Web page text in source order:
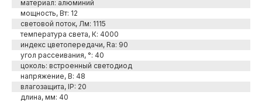
материал: алюминий
мощность, Вт: 12
световой поток, Лм: 1115
температура света, К: 4000
индекс цветопередачи, Ra: 90
угол рассеивания, °: 40
цоколь: встроенный светодиод
напряжение, В: 48
влагозащита, IP: 20
длина, мм: 40